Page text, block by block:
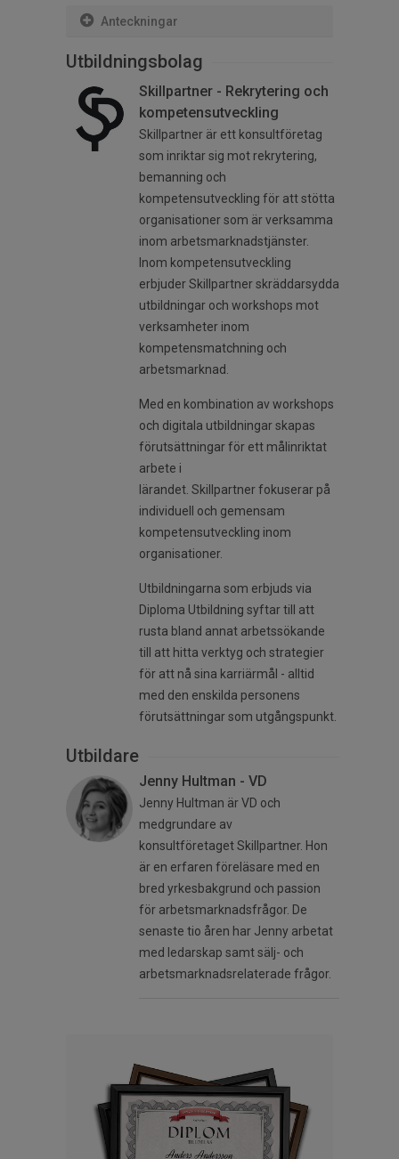
Anteckningar
Utbildningsbolag
Skillpartner - Rekrytering och
kompetensutveckling
Skillpartner är ett konsultföretag
som inriktar sig mot rekrytering,
bemanning och
kompetensutveckling för att stötta
organisationer som är verksamma
inom arbetsmarknadstjänster.
Inom kompetensutveckling
erbjuder Skillpartner skräddarsydda
utbildningar och workshops mot
verksamheter inom
kompetensmatchning och
arbetsmarknad.
Med en kombination av workshops
och digitala utbildningar skapas
förutsättningar för ett målinriktat
arbete i
lärandet. Skillpartner fokuserar på
individuell och gemensam
kompetensutveckling inom
organisationer.
Utbildningarna som erbjuds via
Diploma Utbildning syftar till att
rusta bland annat arbetssökande
till att hitta verktyg och strategier
för att nå sina karriärmål - alltid
med den enskilda personens
förutsättningar som utgångspunkt.
Utbildare
Jenny Hultman - VD
Jenny Hultman är VD och
medgrundare av
konsultföretaget Skillpartner. Hon
är en erfaren föreläsare med en
bred yrkesbakgrund och passion
för arbetsmarknadsfrågor. De
senaste tio åren har Jenny arbetat
med ledarskap samt sälj- och
arbetsmarknadsrelaterade frågor.